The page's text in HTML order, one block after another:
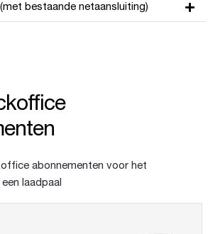
bestaande netaansluiting)
abonnementen voor het
laadpaal